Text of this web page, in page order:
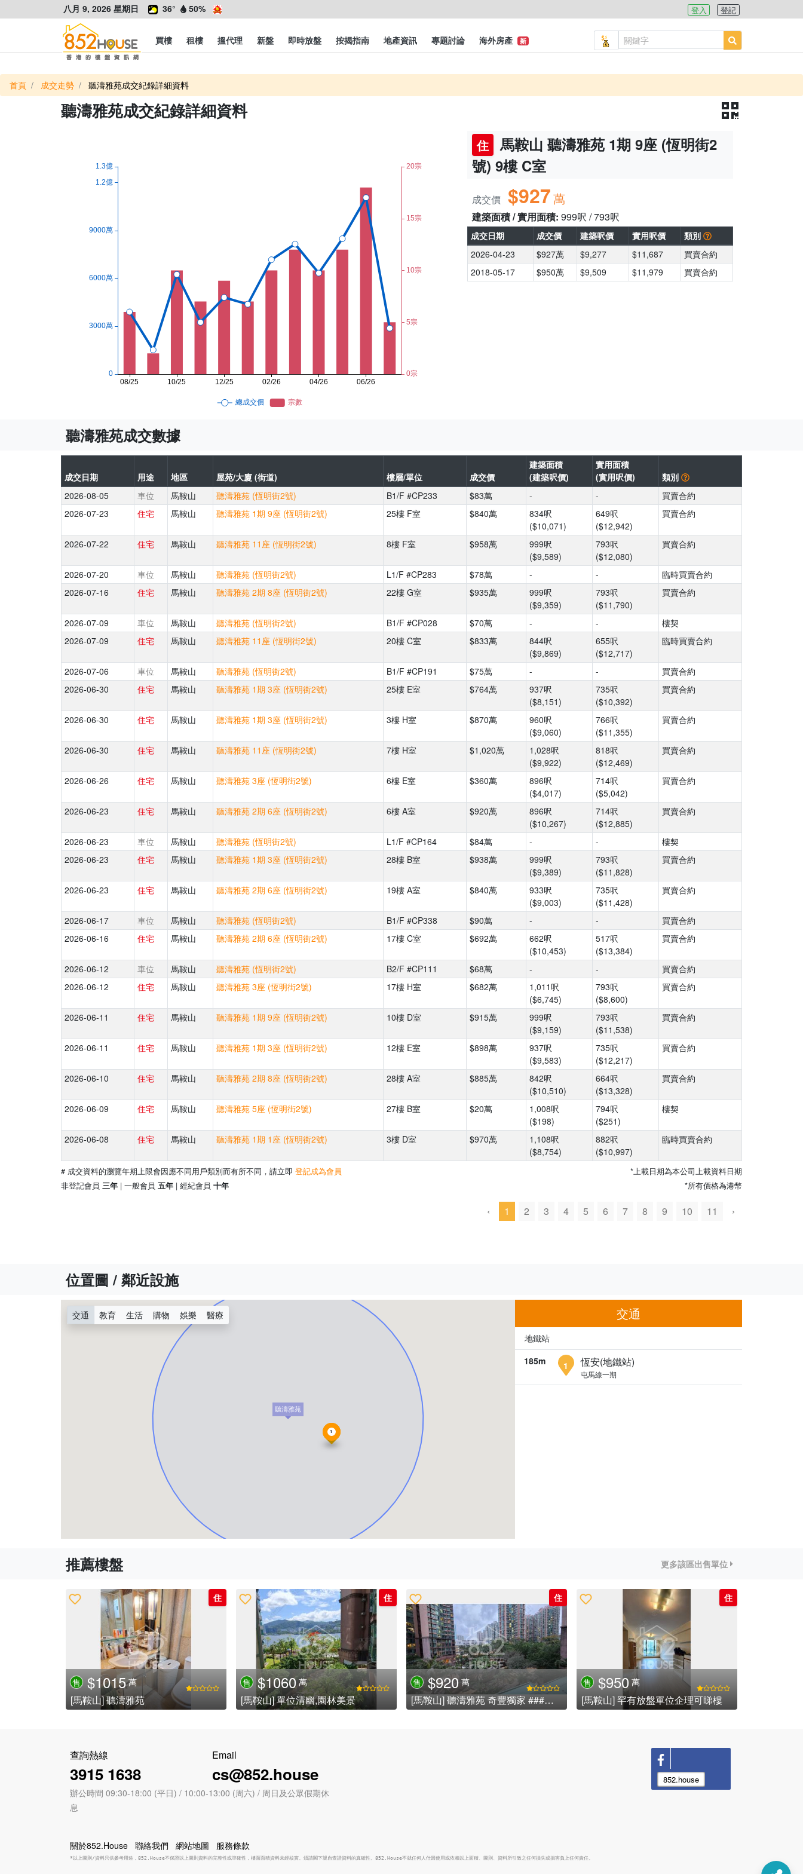
八月 9, 2026 星期日 36° 50% 登入 登記
買樓 租樓 搵代理 新盤 即時放盤 按揭指南 地產資訊 專題討論 海外房產 新
首頁 成交走勢 聽濤雅苑成交紀錄詳細資料
聽濤雅苑成交紀錄詳細資料
住
馬鞍山 聽濤雅苑 1期 9座 (恆明街2
號) 9樓 C室
成交價 $927萬
建築面積 / 實用面積: 999呎 / 793呎
成交日期 成交價 建築呎價 實用呎價
類別
2026-04-23
$927萬 $9,277 $11,687
買賣合約
2018-05-17
$950萬 $9,509 $11,979 買賣合約
聽濤雅苑成交數據
成交日期 用途 地區 屋苑/大廈 (街道) 樓層/單位 成交價
建築面積
(建築呎價)
實用面積
(實用呎價)
類別
2026-08-05
車位 馬鞍山 聽濤雅苑 (恆明街2號) B1/F #CP233 $83萬 - -
買賣合約
2026-07-23
住宅 馬鞍山 聽濤雅苑 1期 9座 (恆明街2號) 25樓 F室 $840萬
834呎
($10,071)
649呎
($12,942)
買賣合約
2026-07-22 住宅 馬鞍山 聽濤雅苑 11座 (恆明街2號) 8樓 F室 $958萬
999呎
($9,589)
793呎
($12,080)
買賣合約
2026-07-20 車位 馬鞍山 聽濤雅苑 (恆明街2號) L1/F #CP283 $78萬 - -
臨時買賣合約
2026-07-16
住宅 馬鞍山 聽濤雅苑 2期 8座 (恆明街2號) 22樓 G室 $935萬
999呎
($9,359)
793呎
($11,790)
買賣合約
2026-07-09 車位 馬鞍山 聽濤雅苑 (恆明街2號) B1/F #CP028 $70萬 - -
樓契
2026-07-09
住宅 馬鞍山 聽濤雅苑 11座 (恆明街2號) 20樓 C室 $833萬
844呎
($9,869)
655呎
($12,717)
臨時買賣合約
2026-07-06 車位 馬鞍山 聽濤雅苑 (恆明街2號) B1/F #CP191 $75萬 - -
買賣合約
2026-06-30
住宅 馬鞍山 聽濤雅苑 1期 3座 (恆明街2號) 25樓 E室 $764萬
937呎
($8,151)
735呎
($10,392)
買賣合約
2026-06-30 住宅 馬鞍山 聽濤雅苑 1期 3座 (恆明街2號) 3樓 H室 $870萬
960呎
($9,060)
766呎
($11,355)
買賣合約
2026-06-30 住宅 馬鞍山 聽濤雅苑 11座 (恆明街2號) 7樓 H室 $1,020萬
1,028呎
($9,922)
818呎
($12,469)
買賣合約
2026-06-26 住宅 馬鞍山 聽濤雅苑 3座 (恆明街2號) 6樓 E室 $360萬
896呎
($4,017)
714呎
($5,042)
買賣合約
2026-06-23 住宅 馬鞍山 聽濤雅苑 2期 6座 (恆明街2號) 6樓 A室 $920萬
896呎
($10,267)
714呎
($12,885)
買賣合約
2026-06-23 車位 馬鞍山 聽濤雅苑 (恆明街2號) L1/F #CP164 $84萬 - -
樓契
2026-06-23
住宅 馬鞍山 聽濤雅苑 1期 3座 (恆明街2號) 28樓 B室 $938萬
999呎
($9,389)
793呎
($11,828)
買賣合約
2026-06-23 住宅 馬鞍山 聽濤雅苑 2期 6座 (恆明街2號) 19樓 A室 $840萬
933呎
($9,003)
735呎
($11,428)
買賣合約
2026-06-17 車位 馬鞍山 聽濤雅苑 (恆明街2號) B1/F #CP338 $90萬 - -
買賣合約
2026-06-16
住宅 馬鞍山 聽濤雅苑 2期 6座 (恆明街2號) 17樓 C室 $692萬
662呎
($10,453)
517呎
($13,384)
買賣合約
2026-06-12 車位 馬鞍山 聽濤雅苑 (恆明街2號) B2/F #CP111 $68萬 - -
買賣合約
2026-06-12
住宅 馬鞍山 聽濤雅苑 3座 (恆明街2號) 17樓 H室 $682萬
1,011呎
($6,745)
793呎
($8,600)
買賣合約
2026-06-11 住宅 馬鞍山 聽濤雅苑 1期 9座 (恆明街2號) 10樓 D室 $915萬
999呎
($9,159)
793呎
($11,538)
買賣合約
2026-06-11 住宅 馬鞍山 聽濤雅苑 1期 3座 (恆明街2號) 12樓 E室 $898萬
937呎
($9,583)
735呎
($12,217)
買賣合約
2026-06-10 住宅 馬鞍山 聽濤雅苑 2期 8座 (恆明街2號) 28樓 A室 $885萬
842呎
($10,510)
664呎
($13,328)
買賣合約
2026-06-09 住宅 馬鞍山 聽濤雅苑 5座 (恆明街2號) 27樓 B室 $20萬
1,008呎
($198)
794呎
($251)
樓契
2026-06-08 住宅 馬鞍山 聽濤雅苑 1期 1座 (恆明街2號) 3樓 D室 $970萬
1,108呎
($8,754)
882呎
($10,997)
臨時買賣合約
# 成交資料的瀏覽年期上限會因應不同用戶類別而有所不同，請立即 登記成為會員
非登記會員 三年 | 一般會員 五年 | 經紀會員 十年
*上載日期為本公司上載資料日期
*所有價格為港幣
‹ 1 2 3 4 5 6 7 8 9 10 11 ›
位置圖 / 鄰近設施
聽濤雅苑
1
交通 教育 生活 購物 娛樂 醫療 交通
地鐵站
185m
1 恆安(地鐵站)
屯馬線一期
推薦樓盤 更多該區出售單位
住
售 $1015 萬
[馬鞍山] 聽濤雅苑
住
售 $1060 萬
[馬鞍山] 單位清幽,園林美景
住
售 $920 萬
[馬鞍山] 聽濤雅苑 奇豐獨家 ###新裝修,三房+工人房,廚廁新裝,特色內園清雅別苑,歡迎參觀比較### (已租售)
住
售 $950 萬
[馬鞍山] 罕有放盤單位企理可睇樓
查詢熱線
3915 1638
Email
cs@852.house
辦公時間 09:30-18:00 (平日) / 10:00-13:00 (周六) / 周日及公眾假期休
息
關於852.House 聯絡我們 網站地圖 服務條款
852.house
*以上圖則/資料只供參考用途，852.House不保證以上圖則資料的完整性或準確性，樓面面積資料未經核實。煩請閣下親自查證資料的真確性。852.House不就任何人仕因使用或依賴以上面積、圖則、資料所引致之任何損失或損害負上任何責任。